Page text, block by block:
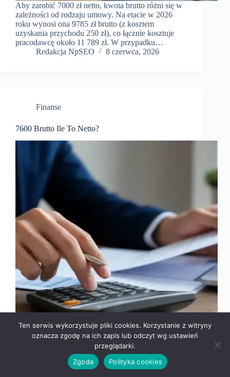
Aby zarobić 7000 zł netto, kwota brutto różni się w
zależności od rodzaju umowy. Na etacie w 2026
roku wynosi ona 9785 zł brutto (z kosztem
uzyskania przychodu 250 zł), co łącznie kosztuje
pracodawcę około 11 789 zł. W przypadku…
Redakcja NpSEO
8 czerwca, 2026
Finanse
7600 Brutto Ile To Netto?
Wynagrodzenie 7600 zł brutto przy umowie o pracę
w 2026 roku daje 5510,82 zł netto na rękę (bez
PPK). Na umowie zlecenie z chorobową kwota
Ten serwis wykorzystuje pliki cookies. Korzystanie z witryny
oznacza zgodę na ich zapis lub odczyt wg ustawień
przeglądarki.
Zgoda
Polityka cookies